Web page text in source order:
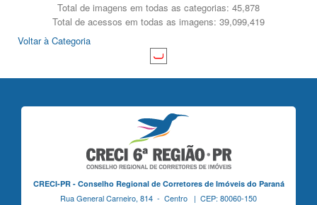
Total de imagens em todas as categorias: 45,878
Total de acessos em todas as imagens: 39,099,419
Voltar à Categoria
CRECI-PR - Conselho Regional de Corretores de Imóveis do Paraná
Rua General Carneiro, 814 - Centro | CEP: 80060-150